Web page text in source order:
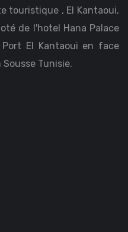
touristique , El Kantaoui,
de l'hotel Hana Palace
El Kantaoui en face
Tunisie.